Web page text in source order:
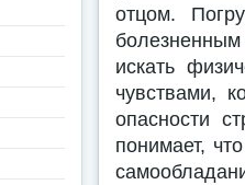
отцом.
искать
чувствами,
опасности
понимает,